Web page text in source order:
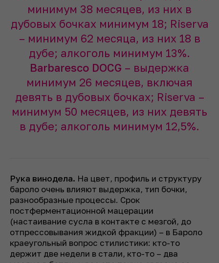
минимум 38 месяцев, из них в
дубовых бочках минимум 18; Riserva
– минимум 62 месяца, из них 18 в
дубе; алкоголь минимум 13%.
Barbaresco DOCG – выдержка
минимум 26 месяцев, включая
девять в дубовых бочках; Riserva –
минимум 50 месяцев, из них девять
в дубе; алкоголь минимум 12,5%.
Рука винодела. На цвет, профиль и структуру
бароло очень влияют выдержка, тип бочки,
разнообразные процессы. Срок
постферментационной мацерации
(настаивание сусла в контакте с мезгой, до
отпрессовывания жидкой фракции) – в Бароло
краеугольный вопрос стилистики: кто-то
держит две недели в стали, кто-то – два